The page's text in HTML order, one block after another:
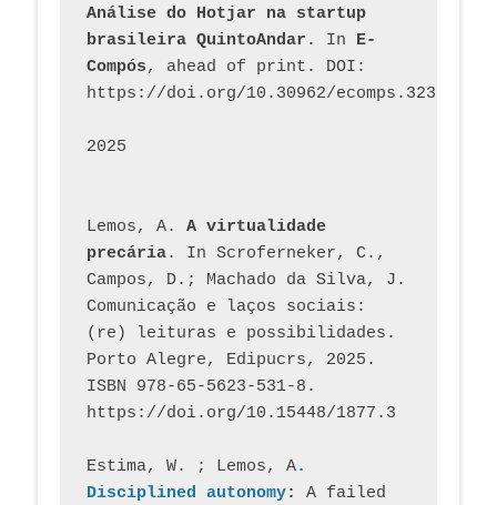
Análise do Hotjar na startup
brasileira QuintoAndar . In E-
Compós, ahead of print. DOI:
https://doi.org/10.30962/ecomps.3231
2025
Lemos, A. A virtualidade
precária. In Scroferneker, C.,
Campos, D.; Machado da Silva, J.
Comunicação e laços sociais:
(re) leituras e possibilidades.
Porto Alegre, Edipucrs, 2025.
ISBN 978-65-5623-531-8.
https://doi.org/10.15448/1877.3
Estima, W. ; Lemos, A.
Disciplined autonomy: A failed